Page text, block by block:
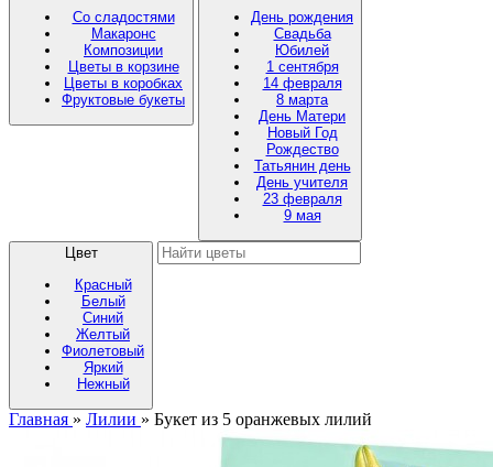
Со сладостями
Макаронс
Композиции
Цветы в корзине
Цветы в коробках
Фруктовые букеты
День рождения
Свадьба
Юбилей
1 сентября
14 февраля
8 марта
День Матери
Новый Год
Рождество
Татьянин день
День учителя
23 февраля
9 мая
Цвет
Красный
Белый
Синий
Желтый
Фиолетовый
Яркий
Нежный
Главная » Лилии » Букет из 5 оранжевых лилий